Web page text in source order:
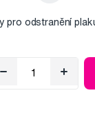
pro odstranění